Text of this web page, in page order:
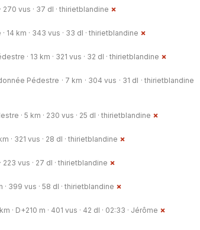
vus · 37 dl · thirietblandine
14 km · 343 vus · 33 dl · thirietblandine
· 13 km · 321 vus · 32 dl · thirietblandine
Pédestre · 7 km · 304 vus · 31 dl ·thirietblandine
· 5 km · 230 vus · 25 dl · thirietblandine
· 321 vus · 28 dl · thirietblandine
vus · 27 dl · thirietblandine
399 vus · 58 dl · thirietblandine
· D+210 m · 401 vus · 42 dl · 02:33 · Jérôme